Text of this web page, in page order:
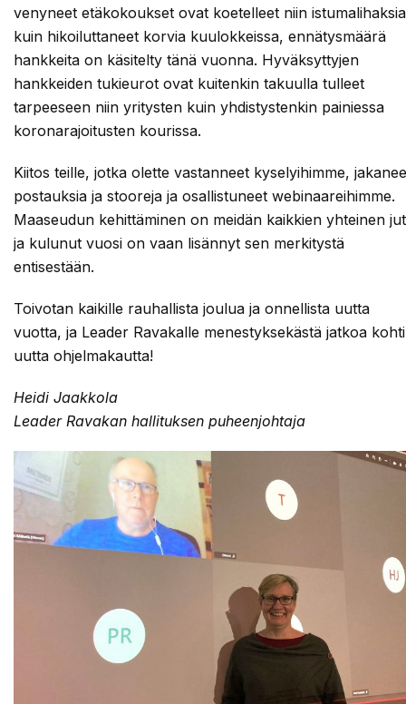
venyneet etäkokoukset ovat koetelleet niin istumalihaksia
kuin hikoiluttaneet korvia kuulokkeissa, ennätysmäärä
hankkeita on käsitelty tänä vuonna. Hyväksyttyjen
hankkeiden tukieurot ovat kuitenkin takuulla tulleet
tarpeeseen niin yritysten kuin yhdistystenkin painiessa
koronarajoitusten kourissa.
Kiitos teille, jotka olette vastanneet kyselyihimme,
postauksia ja stooreja ja osallistuneet webinaareihimme.
Maaseudun kehittäminen on meidän kaikkien yhteinen
ja kulunut vuosi on vaan lisännyt sen merkitystä
entisestään.
Toivotan kaikille rauhallista joulua ja onnellista uutta
vuotta, ja Leader Ravakalle menestyksekästä jatkoa kohti
uutta ohjelmakautta!
Heidi Jaakkola
Leader Ravakan hallituksen puheenjohtaja